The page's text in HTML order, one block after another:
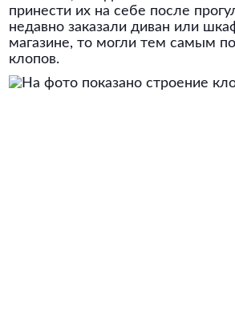
принести их на себе после
недавно заказали диван или
магазине, то могли тем самым
клопов.